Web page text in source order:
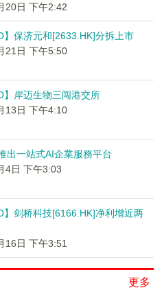
20日 下午2:42
】保济元和[2633.HK]分拆上市
21日 下午5:50
】岸迈生物三闯港交所
13日 下午4:10
出一站式AI企業服務平台
4日 下午3:03
】剑桥科技[6166.HK]净利增近两
16日 下午3:51
更多